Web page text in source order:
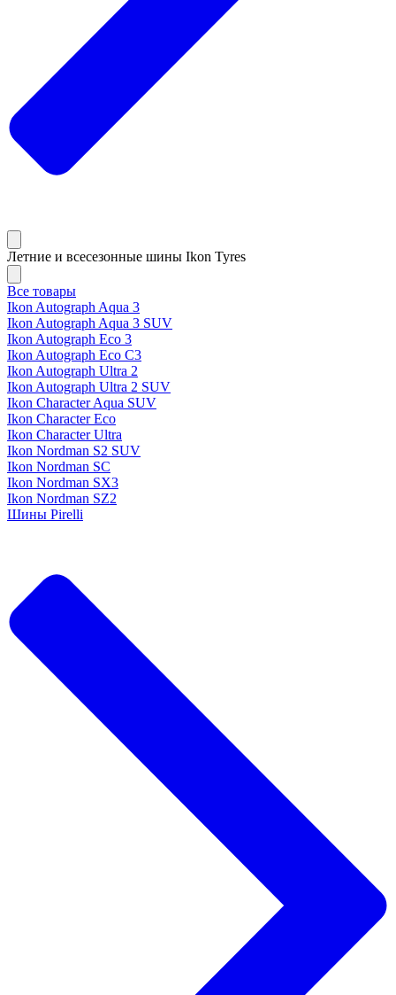
Летние и всесезонные шины Ikon Tyres
Все товары
Ikon Autograph Aqua 3
Ikon Autograph Aqua 3 SUV
Ikon Autograph Eco 3
Ikon Autograph Eco C3
Ikon Autograph Ultra 2
Ikon Autograph Ultra 2 SUV
Ikon Character Aqua SUV
Ikon Character Eco
Ikon Character Ultra
Ikon Nordman S2 SUV
Ikon Nordman SC
Ikon Nordman SX3
Ikon Nordman SZ2
Шины Pirelli